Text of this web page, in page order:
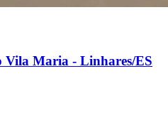
Vila Maria - Linhares/ES